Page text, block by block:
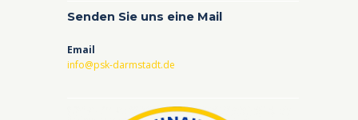
Senden Sie uns eine Mail
Email
info@psk-darmstadt.de